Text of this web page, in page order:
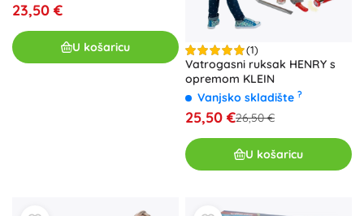
23,50 €
U košaricu (1)
Vatrogasni ruksak HENRY s
opremom KLEIN
Vanjsko skladište ?
25,50 €26,50 €
U košaricu